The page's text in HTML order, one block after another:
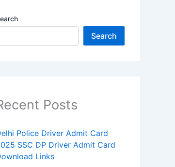
Search
Posts
Police Driver Admit Card
SSC DP Driver Admit Card
Links